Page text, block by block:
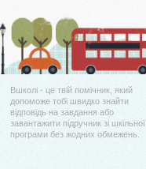
Вшколі - це твій помічник, який
допоможе тобі швидко знайти
відповідь на завдання або
завантажити підручник зі шкільної
програми без жодних обмежень.